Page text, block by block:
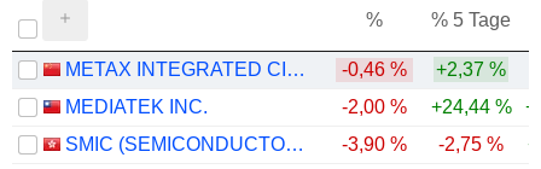
% % 5 Tage
METAX INTEGRATED CIRCUITS (SHANGHAI) CO., LTD. -0,46 %
+2,37 %
MEDIATEK INC.
-2,00 % +24,44 %
SMIC (SEMICONDUCTOR MANUFACTURING INTERNATIONAL COMPANY)
-3,90 % -2,75 %